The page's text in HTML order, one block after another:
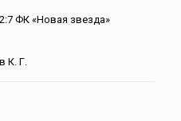
ФК «Новая звезда»
К. Г.